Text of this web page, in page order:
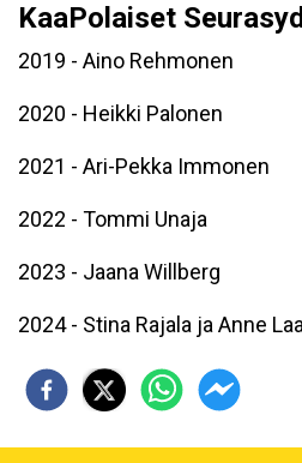
KaaPolaiset
2019 - Aino Rehmonen
2020 - Heikki Palonen
2021 - Ari-Pekka Immonen
2022 - Tommi Unaja
2023 - Jaana Willberg
2024 - Stina Rajala ja Anne